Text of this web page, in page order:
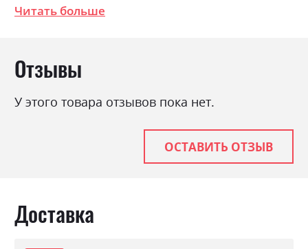
и соответственно может расти, в зависимости
Нагрузка на одно спальное
класика, модерн
С матрасом
Читать больше
Отзывы
У этого товара отзывов пока нет.
ОСТАВИТЬ ОТЗЫВ
Доставка